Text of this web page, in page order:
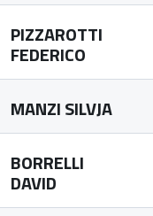
PIZZAROTTI
FEDERICO
MANZI SILVJA
BORRELLI
DAVID